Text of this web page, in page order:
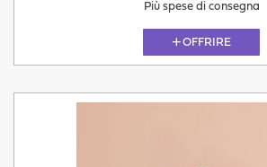
Più spese di consegna
OFFRIRE